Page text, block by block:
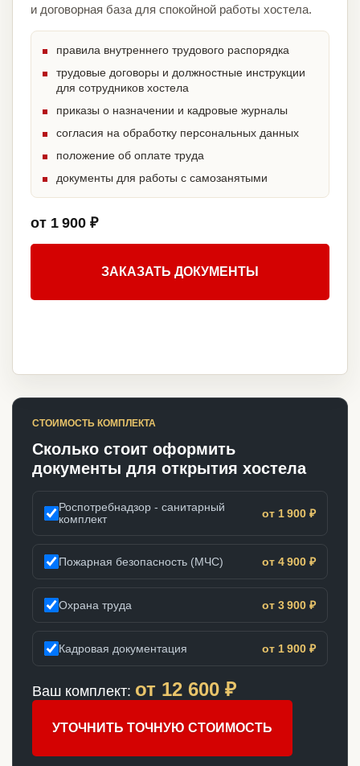
и договорная база для спокойной работы хостела.
правила внутреннего трудового распорядка
трудовые договоры и должностные инструкции
для сотрудников хостела
приказы о назначении и кадровые журналы
согласия на обработку персональных данных
положение об оплате труда
документы для работы с самозанятыми
от 1 900 ₽
ЗАКАЗАТЬ ДОКУМЕНТЫ
СТОИМОСТЬ КОМПЛЕКТА
Сколько стоит оформить
документы для открытия хостела
Роспотребнадзор - санитарный
комплект
от 1 900 ₽
Пожарная безопасность (МЧС) от 4 900 ₽
Охрана труда от 3 900 ₽
Кадровая документация от 1 900 ₽
Ваш комплект: от 12 600 ₽
УТОЧНИТЬ ТОЧНУЮ СТОИМОСТЬ